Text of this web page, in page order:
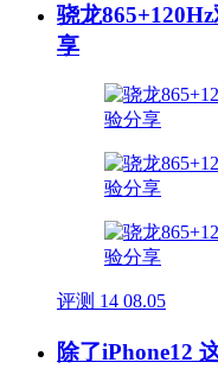
骁龙
享
评测 14 08.05
除了iPhone12